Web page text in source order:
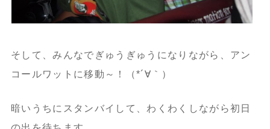
そして、みんなでぎゅうぎゅうになりながら、アン
コールワットに移動～！（*´∀｀）
暗いうちにスタンバイして、わくわくしながら初日